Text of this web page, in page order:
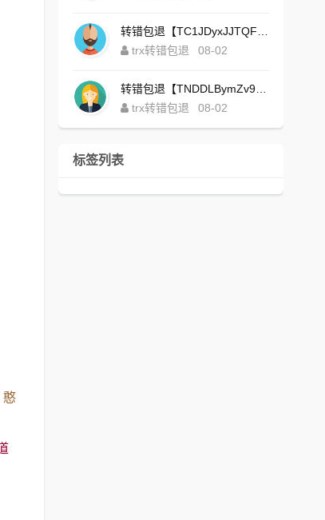
憨
trx转错包退
08-02
trx转错包退
08-02
标签列表